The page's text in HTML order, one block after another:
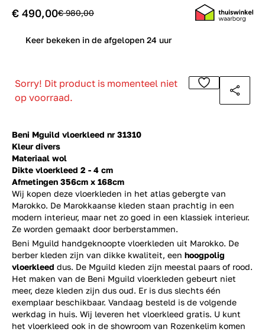
Beni Mguild vloerkleed nr 31310
Kleur divers
Materiaal wol
Dikte vloerkleed 2 - 4 cm
Afmetingen 356cm x 168cm
Wij kopen deze vloerkleden in het atlas gebergte van
Marokko. De Marokkaanse kleden staan prachtig in een
modern interieur, maar net zo goed in een klassiek interieur.
Ze worden gemaakt door berberstammen.
€ 490,00€ 980,00
Keer bekeken in de afgelopen 24 uur
Sorry! Dit product is momenteel niet
op voorraad.
Beni Mguild handgeknoopte vloerkleden uit Marokko. De
berber kleden zijn van dikke kwaliteit, een hoogpolig
vloerkleed dus. De Mguild kleden zijn meestal paars of rood.
Het maken van de Beni Mguild vloerkleden gebeurt niet
meer, deze kleden zijn dus oud. Er is dus slechts één
exemplaar beschikbaar. Vandaag besteld is de volgende
werkdag in huis. Wij leveren het vloerkleed gratis. U kunt
het vloerkleed ook in de showroom van Rozenkelim komen